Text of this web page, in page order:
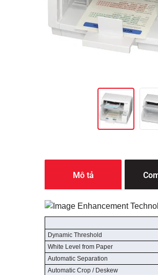
Mô tả
Dynamic Threshold
White Level from Paper
Automatic Separation
Automatic Crop / Deskew